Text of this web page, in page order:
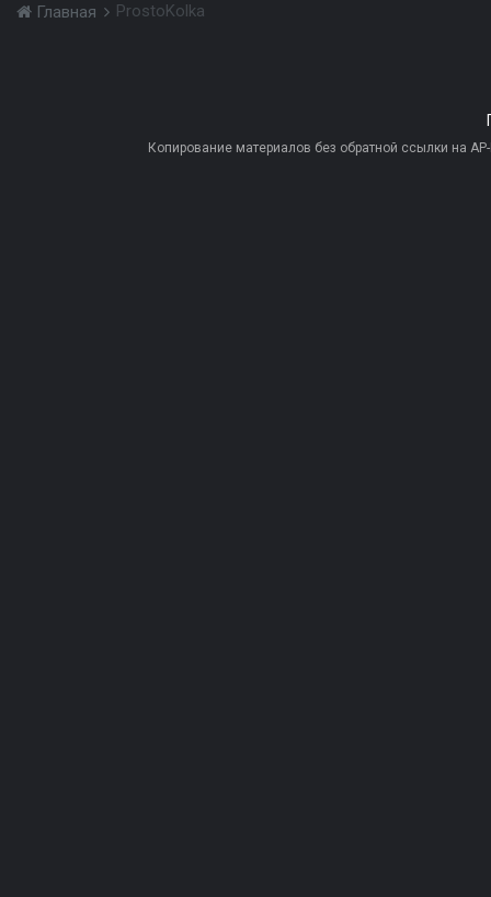
Главная ProstoKolka
Копирование материалов без обратной ссылки на